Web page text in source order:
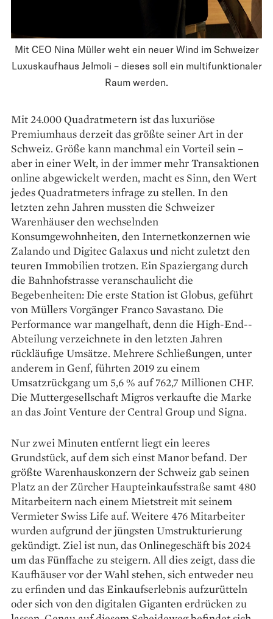
Mit CEO Nina Müller weht ein neuer Wind im Schweizer
Luxuskaufhaus Jelmoli – dieses soll ein multifunktionaler
Raum werden.
Mit 24.000 Quadrat­metern ist das luxuriöse
Premiumhaus derzeit das größte seiner Art in der
Schweiz. Größe kann manchmal ein Vorteil sein –
aber in einer Welt, in der immer mehr Transaktionen
online abgewickelt werden, macht es Sinn, den Wert
jedes Quadrat­meters infrage zu stellen. In den
letzten zehn Jahren mussten die Schweizer
Warenhäuser den wechselnden
Konsumgewohnheiten, den Internet­konzernen wie
Zalando und Digitec Galaxus und nicht zuletzt den
teuren Immobilien trotzen. Ein Spaziergang durch
die Bahnhofstrasse veranschaulicht die
Begebenheiten: Die erste Station ist Globus, geführt
von Müllers Vorgänger Franco Savas­tano. Die
Performance war mangelhaft, denn die High-End-­
Abteilung verzeichnete in den letzten ­Jahren
rückläufige Umsätze. Mehrere Schließungen, unter
anderem in Genf, führten 2019 zu einem
Umsatzrückgang um 5,6 % auf 762,7 Millionen CHF.
Die Muttergesellschaft Migros verkaufte die Marke
an das Joint Venture der Central Group und Signa.
Nur zwei Minuten entfernt liegt ein leeres
Grundstück, auf dem sich einst Manor befand. Der
größte Warenhauskonzern der Schweiz gab seinen
Platz an der Zürcher Haupt­einkaufsstraße samt 480
Mitarbeitern nach einem Mietstreit mit seinem
Vermieter Swiss Life auf. Weitere 476 Mitarbeiter
wurden aufgrund der jüngsten Umstrukturierung
gekündigt. Ziel ist nun, das Online­geschäft bis 2024
um das Fünf­fache zu steigern. All dies zeigt, dass die
Kaufhäuser vor der Wahl stehen, sich entweder neu
zu er­finden und das Einkaufserlebnis aufzu­rütteln
oder sich von den digitalen Giganten erdrücken zu